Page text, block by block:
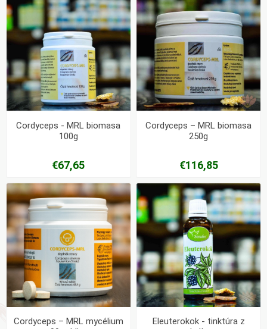
Cordyceps - MRL biomasa
100g
€67,65
Cordyceps – MRL biomasa
250g
€116,85
Cordyceps – MRL mycélium
Eleuterokok - tinktúra z